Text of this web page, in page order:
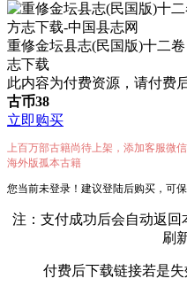
重修金坛县志(民国版)十二
志下载
此内容为付费资源，请付费
古币38
立即购买
上百万部古籍尚待上架，添加客服微
海外版孤本古籍
您当前未登录！建议登陆后购买，可
注：支付成功后会自动返回
刷
付费后下载链接若是失